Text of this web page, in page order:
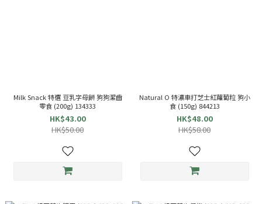
Milk Snack 特選 豆乳字母餅 狗狗潔齒
零食 (200g) 134333
HK$43.00
HK$50.00
Natural O 特濃車打芝士紅蘿蔔粒 狗小
食 (150g) 844213
HK$48.00
HK$58.00